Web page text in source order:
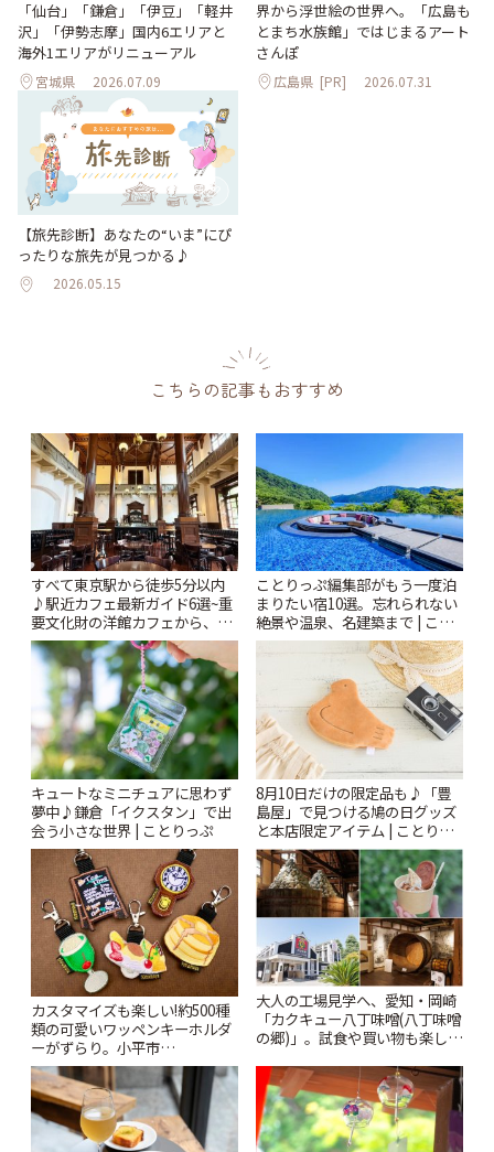
「仙台」「鎌倉」「伊豆」「軽井
沢」「伊勢志摩」国内6エリアと
海外1エリアがリニューアル
宮城県 2026.07.09
界から浮世絵の世界へ。「広島も
とまち水族館」ではじまるアート
さんぽ
広島県 [PR] 2026.07.31
【旅先診断】あなたの“いま”にぴ
ったりな旅先が見つかる♪
2026.05.15
こちらの記事もおすすめ
すべて東京駅から徒歩5分以内
♪駅近カフェ最新ガイド6選~重
要文化財の洋館カフェから、改
札すぐのレトロ喫茶まで~ | こと
りっぷ
ことりっぷ編集部がもう一度泊
まりたい宿10選。忘れられない
絶景や温泉、名建築まで | こと
りっぷ
キュートなミニチュアに思わず
夢中♪鎌倉「イクスタン」で出
会う小さな世界 | ことりっぷ
8月10日だけの限定品も♪「豊
島屋」で見つける鳩の日グッズ
と本店限定アイテム | ことりっ
ぷ
カスタマイズも楽しい!約500種
類の可愛いワッペンキーホルダ
ーがずらり。小平市
「Kimamaya T&K」 | ことりっ
ぷ
大人の工場見学へ、愛知・岡崎
「カクキュー八丁味噌(八丁味噌
の郷)」。試食や買い物も楽しみ